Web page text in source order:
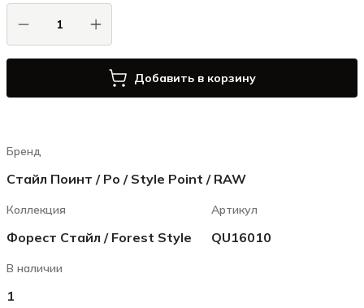
Добавить в корзину
Бренд
Стайл Поинт / Ро / Style Point / RAW
Коллекция
Форест Стайл / Forest Style
Артикул
QU16010
В наличии
1